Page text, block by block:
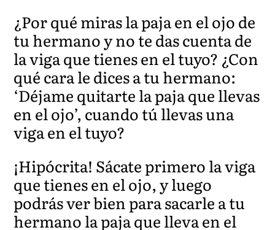
¿Por qué miras la paja en el ojo de
tu hermano y no te das cuenta de
la viga que tienes en el tuyo? ¿Con
qué cara le dices a tu hermano:
‘Déjame quitarte la paja que llevas
en el ojo’, cuando tú llevas una
viga en el tuyo?
¡Hipócrita! Sácate primero la viga
que tienes en el ojo, y luego
podrás ver bien para sacarle a tu
hermano la paja que lleva en el